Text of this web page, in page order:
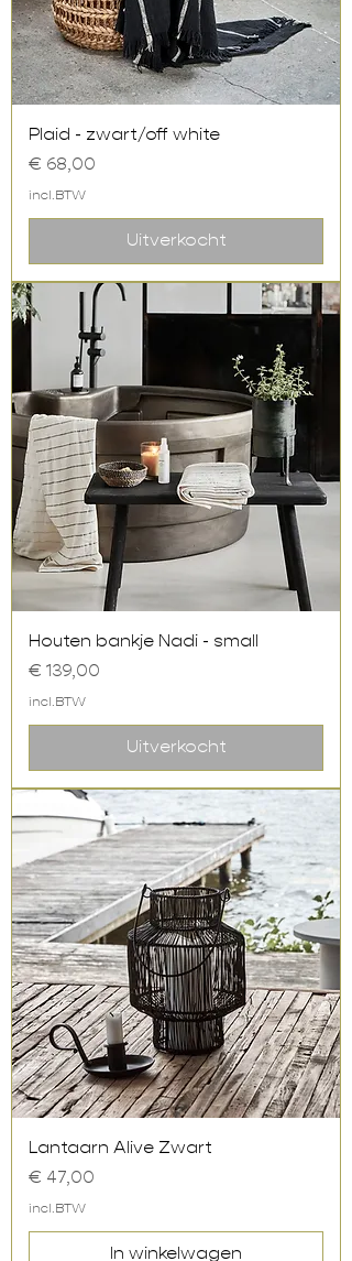
Plaid - zwart/off white
Prijs
€ 68,00
incl.BTW
Uitverkocht
Houten bankje Nadi - small
Prijs
€ 139,00
incl.BTW
Uitverkocht
Lantaarn Alive Zwart
Prijs
€ 47,00
incl.BTW
In winkelwagen